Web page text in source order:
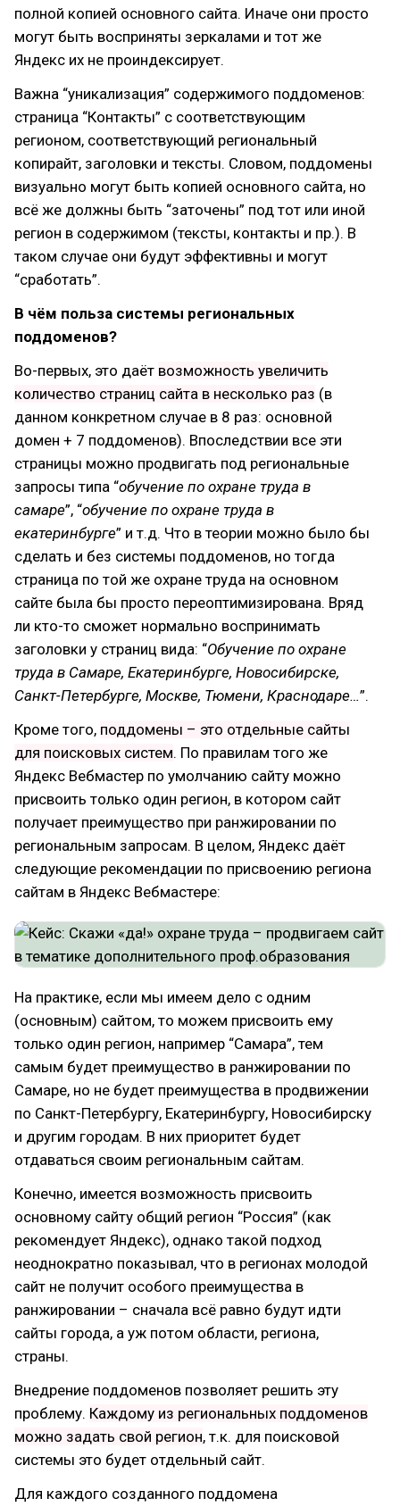
полной копией основного сайта. Иначе они просто
могут быть восприняты зеркалами и тот же
Яндекс их не проиндексирует.
Важна “уникализация” содержимого поддоменов:
страница “Контакты” с соответствующим
регионом, соответствующий региональный
копирайт, заголовки и тексты. Словом, поддомены
визуально могут быть копией основного сайта, но
всё же должны быть “заточены” под тот или иной
регион в содержимом (тексты, контакты и пр.). В
таком случае они будут эффективны и могут
“сработать”.
В чём польза системы региональных
поддоменов?
Во-первых, это даёт возможность увеличить
количество страниц сайта в несколько раз (в
данном конкретном случае в 8 раз: основной
домен + 7 поддоменов). Впоследствии все эти
страницы можно продвигать под региональные
запросы типа “обучение по охране труда в
самаре”, “обучение по охране труда в
екатеринбурге” и т.д. Что в теории можно было бы
сделать и без системы поддоменов, но тогда
страница по той же охране труда на основном
сайте была бы просто переоптимизирована. Вряд
ли кто-то сможет нормально воспринимать
заголовки у страниц вида: “Обучение по охране
труда в Самаре, Екатеринбурге, Новосибирске,
Санкт-Петербурге, Москве, Тюмени, Краснодаре…”.
Кроме того, поддомены – это отдельные сайты
для поисковых систем. По правилам того же
Яндекс Вебмастер по умолчанию сайту можно
присвоить только один регион, в котором сайт
получает преимущество при ранжировании по
региональным запросам. В целом, Яндекс даёт
следующие рекомендации по присвоению региона
сайтам в Яндекс Вебмастере:
На практике, если мы имеем дело с одним
(основным) сайтом, то можем присвоить ему
только один регион, например “Самара”, тем
самым будет преимущество в ранжировании по
Самаре, но не будет преимущества в продвижении
по Санкт-Петербургу, Екатеринбургу, Новосибирску
и другим городам. В них приоритет будет
отдаваться своим региональным сайтам.
Конечно, имеется возможность присвоить
основному сайту общий регион “Россия” (как
рекомендует Яндекс), однако такой подход
неоднократно показывал, что в регионах молодой
сайт не получит особого преимущества в
ранжировании – сначала всё равно будут идти
сайты города, а уж потом области, региона,
страны.
Внедрение поддоменов позволяет решить эту
проблему. Каждому из региональных поддоменов
можно задать свой регион, т.к. для поисковой
системы это будет отдельный сайт.
Для каждого созданного поддомена